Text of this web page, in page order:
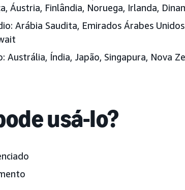
Áustria, Finlândia, Noruega, Irlanda,
Arábia Saudita, Emirados Árabes Unidos
Austrália, Índia, Japão, Singapura, Nova
usá-lo?